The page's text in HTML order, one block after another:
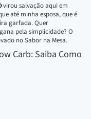
virou salvação aqui em
até minha esposa, que é
garfada. Quer
pela simplicidade? O
no Sabor na Mesa.
Carb: Saiba Como